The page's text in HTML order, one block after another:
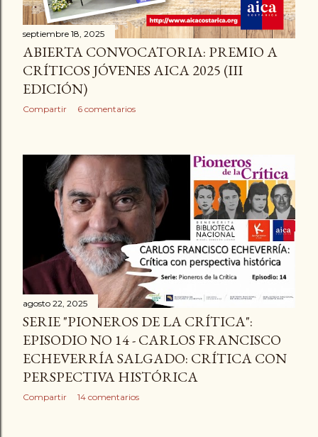
septiembre 18, 2025
ABIERTA CONVOCATORIA: PREMIO A
CRÍTICOS JÓVENES AICA 2025 (III
EDICIÓN)
Compartir 6 comentarios
agosto 22, 2025
SERIE "PIONEROS DE LA CRÍTICA":
EPISODIO NO 14 - CARLOS FRANCISCO
ECHEVERRÍA SALGADO: CRÍTICA CON
PERSPECTIVA HISTÓRICA
Compartir 14 comentarios